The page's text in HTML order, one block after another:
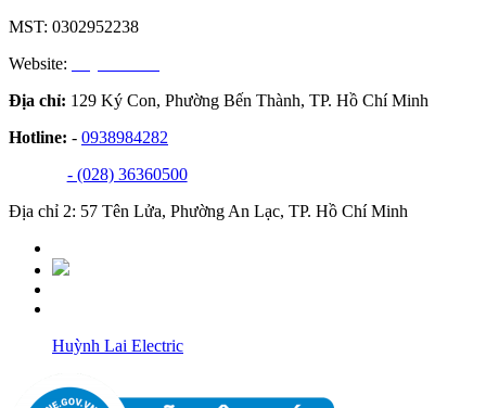
MST: 0302952238
Website:
Địa chỉ: 129 Ký Con, Phường Bến Thành, TP. Hồ Chí Minh
Hotline: - 0938984282
- (028) 36360500
Địa chỉ 2: 57 Tên Lửa, Phường An Lạc, TP. Hồ Chí Minh
Huỳnh Lai Electric